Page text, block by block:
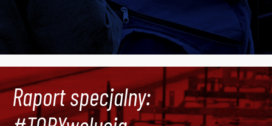
Raport specjalny: